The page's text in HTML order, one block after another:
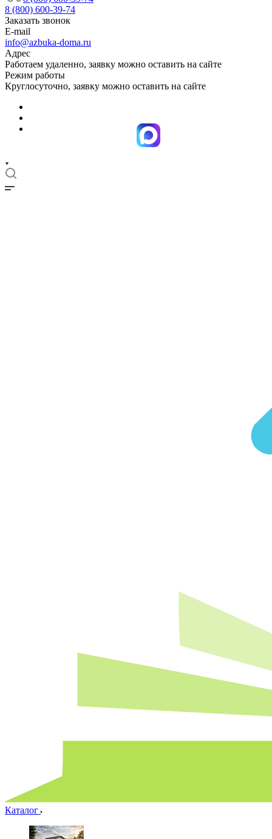
8 (800) 600-39-74
Заказать звонок
E-mail
info@azbuka-doma.ru
Адрес
Работаем удаленно, заявку можно оставить на сайте
Режим работы
Круглосуточно, заявку можно оставить на сайте
Каталог